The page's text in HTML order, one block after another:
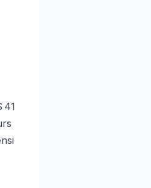
41